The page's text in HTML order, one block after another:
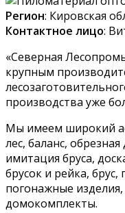
Регион: Кировская
Контактное лицо:
«Северная
крупным
производства уже
Мы имеем широкий
лес, баланс,
имитация бруса,
брусок и рейка, брус,
погонажные
домокомплекты.